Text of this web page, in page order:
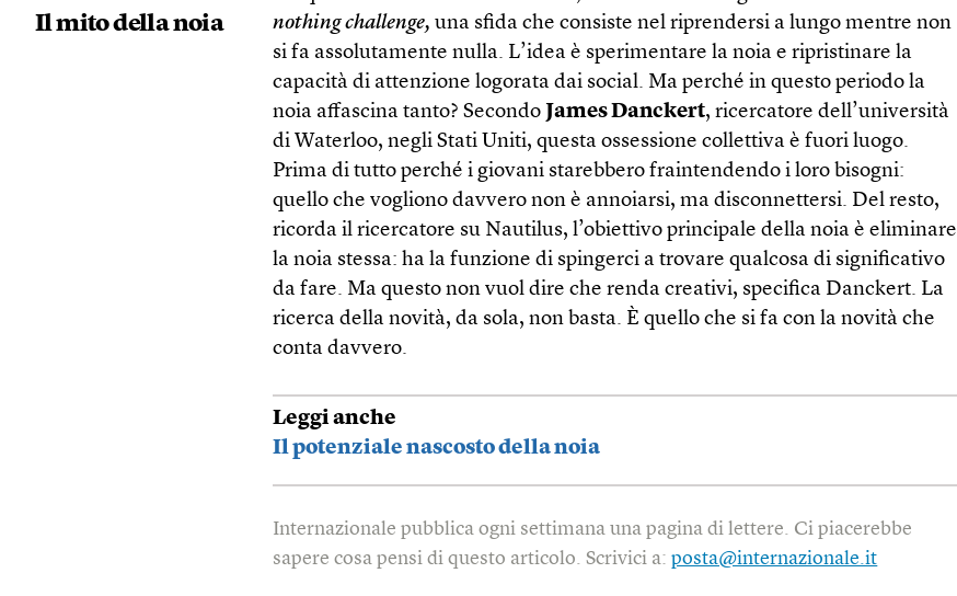
Il mito della noia
nothing challenge, una sfida che consiste nel riprendersi a lungo mentre non
si fa assolutamente nulla. L’idea è sperimentare la noia e ripristinare la
capacità di attenzione logorata dai social. Ma perché in questo periodo la
noia affascina tanto? Secondo James Danckert, ricercatore dell’università
di Waterloo, negli Stati Uniti, questa ossessione collettiva è fuori luogo.
Prima di tutto perché i giovani starebbero fraintendendo i loro bisogni:
quello che vogliono davvero non è annoiarsi, ma disconnettersi. Del resto,
ricorda il ricercatore su Nautilus, l’obiettivo principale della noia è eliminare
la noia stessa: ha la funzione di spingerci a trovare qualcosa di significativo
da fare. Ma questo non vuol dire che renda creativi, specifica Danckert. La
ricerca della novità, da sola, non basta. È quello che si fa con la novità che
conta davvero.
Leggi anche
Il potenziale nascosto della noia
Internazionale pubblica ogni settimana una pagina di lettere. Ci piacerebbe
sapere cosa pensi di questo articolo. Scrivici a:posta@internazionale.it